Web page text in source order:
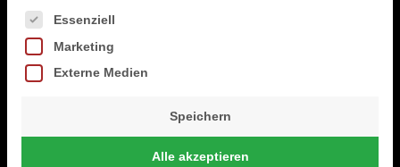
E-Mail: support(at)me-events.de
– fortan: „wir“
unter: info(at)grabowski-beratung.de
Es folgt eine Liste der Service-Gruppen, für die eine Einwilligung erteilt
Essenziell
Marketing
Externe Medien
Speichern
Alle akzeptieren